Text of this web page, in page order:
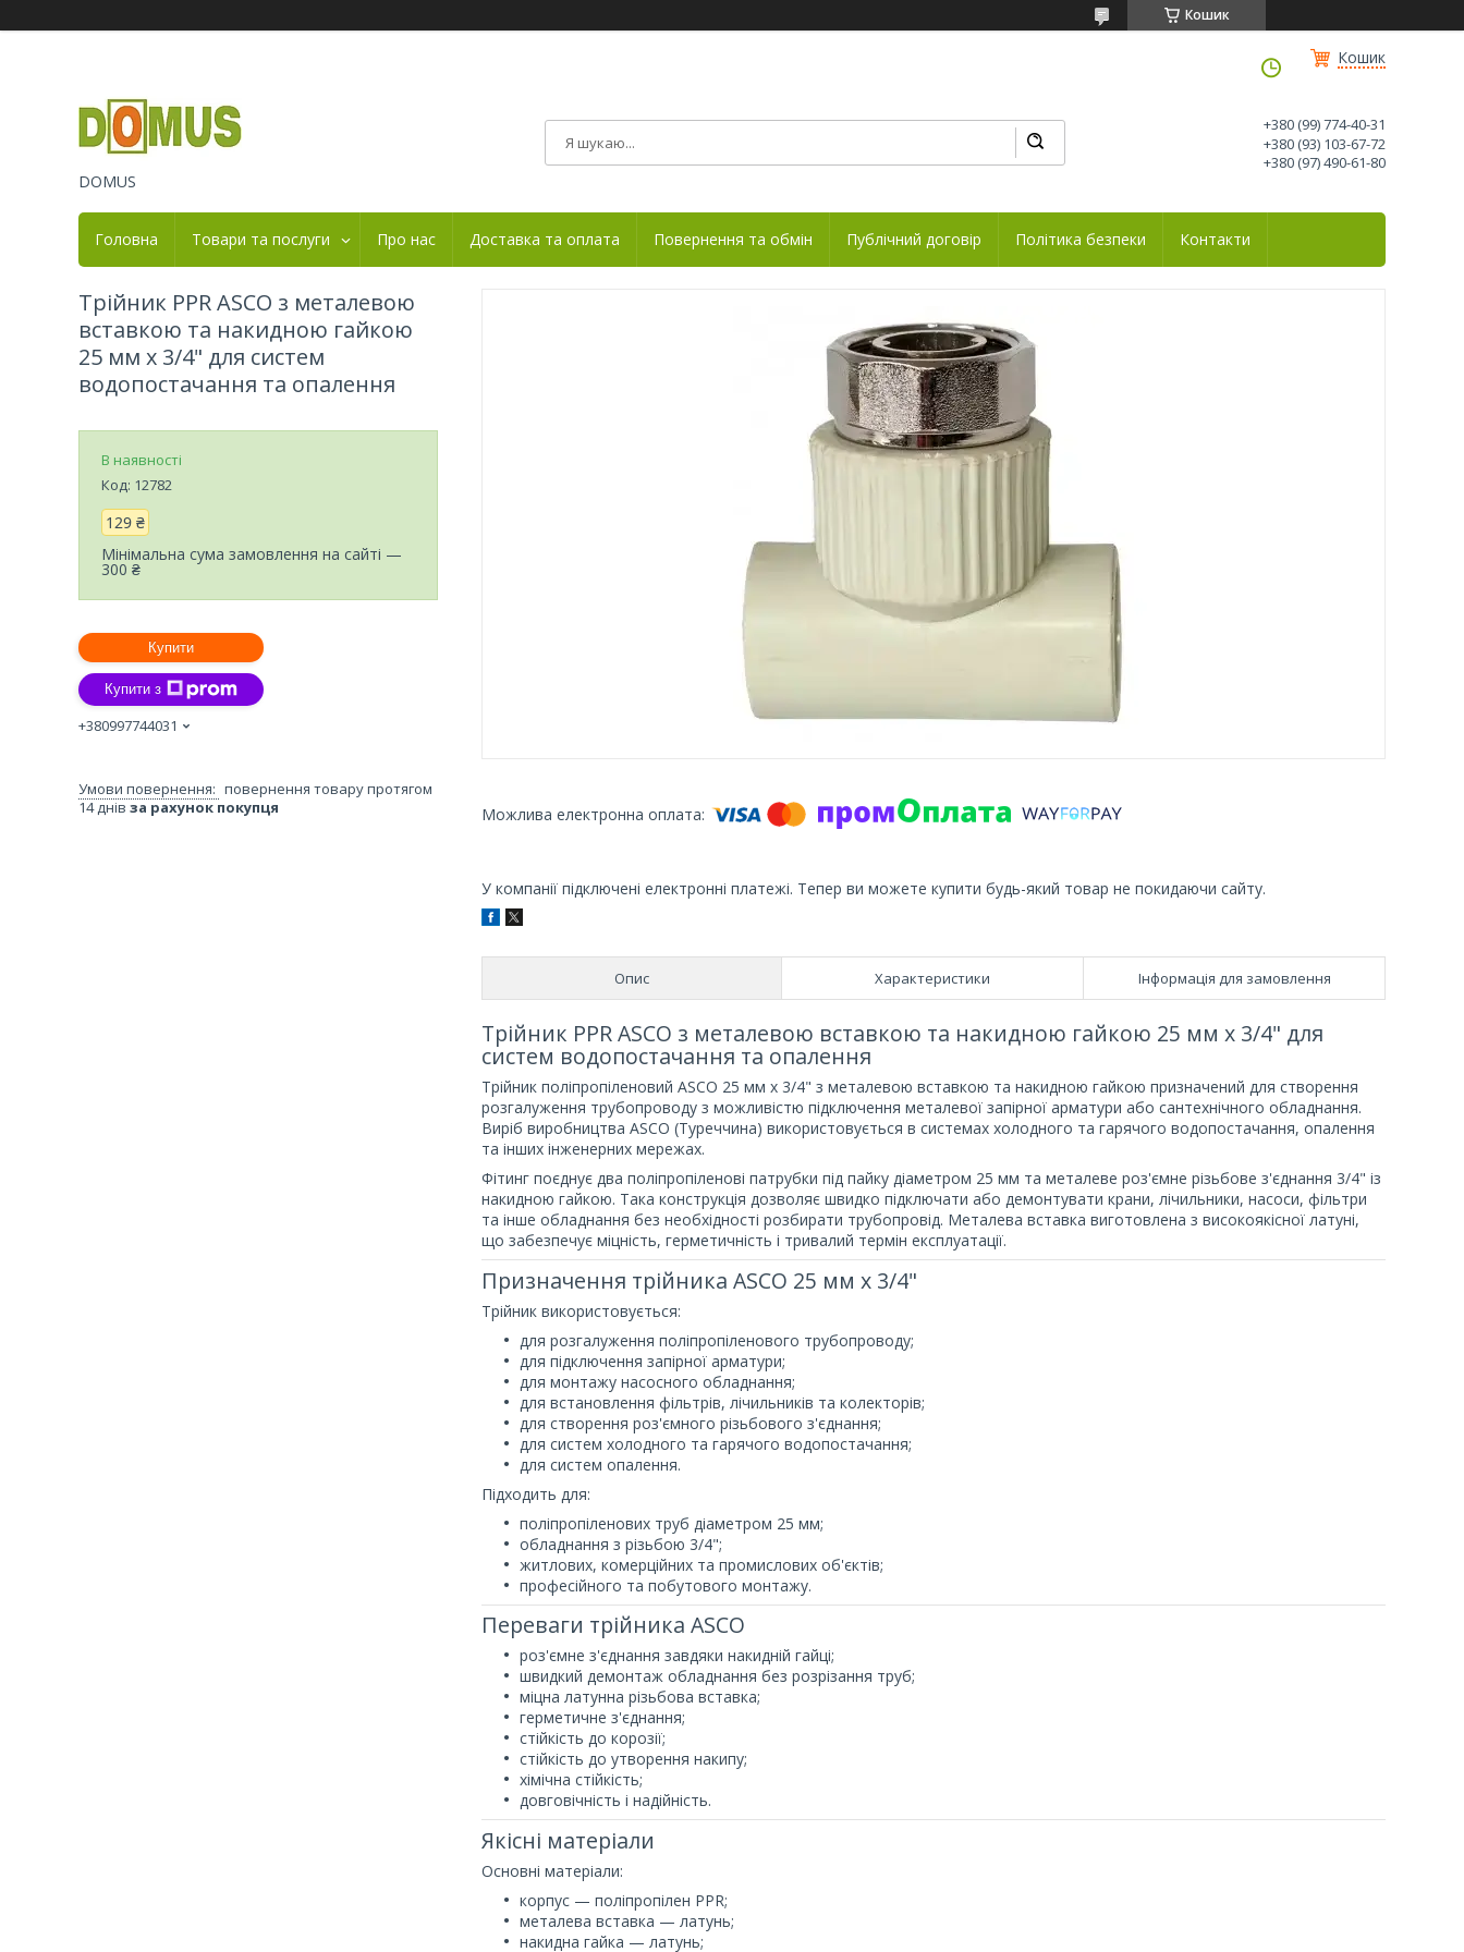
Кошик
Кошик
DOMUS
+380 (99) 774-40-31
+380 (93) 103-67-72
+380 (97) 490-61-80
Головна Товари та послуги Про нас Доставка та оплата Повернення та обмін Публічний договір Політика безпеки Контакти
У компанії підключені електронні платежі. Тепер ви можете купити будь-який товар не покидаючи сайту.
Опис Характеристики Інформація для замовлення
Трійник PPR ASCO з металевою вставкою та накидною гайкою 25 мм х 3/4" для
систем водопостачання та опалення
Трійник поліпропіленовий ASCO 25 мм х 3/4" з металевою вставкою та накидною гайкою призначений для створення
розгалуження трубопроводу з можливістю підключення металевої запірної арматури або сантехнічного обладнання.
Виріб виробництва ASCO (Туреччина) використовується в системах холодного та гарячого водопостачання, опалення
та інших інженерних мережах.
Фітинг поєднує два поліпропіленові патрубки під пайку діаметром 25 мм та металеве роз'ємне різьбове з'єднання 3/4" із
накидною гайкою. Така конструкція дозволяє швидко підключати або демонтувати крани, лічильники, насоси, фільтри
та інше обладнання без необхідності розбирати трубопровід. Металева вставка виготовлена з високоякісної латуні,
що забезпечує міцність, герметичність і тривалий термін експлуатації.
Призначення трійника ASCO 25 мм х 3/4"
Трійник використовується:
для розгалуження поліпропіленового трубопроводу;
для підключення запірної арматури;
для монтажу насосного обладнання;
для встановлення фільтрів, лічильників та колекторів;
для створення роз'ємного різьбового з'єднання;
для систем холодного та гарячого водопостачання;
для систем опалення.
Підходить для:
поліпропіленових труб діаметром 25 мм;
обладнання з різьбою 3/4";
житлових, комерційних та промислових об'єктів;
професійного та побутового монтажу.
Переваги трійника ASCO
роз'ємне з'єднання завдяки накидній гайці;
швидкий демонтаж обладнання без розрізання труб;
міцна латунна різьбова вставка;
герметичне з'єднання;
стійкість до корозії;
стійкість до утворення накипу;
хімічна стійкість;
довговічність і надійність.
Якісні матеріали
Основні матеріали:
корпус — поліпропілен PPR;
металева вставка — латунь;
накидна гайка — латунь;
Трійник PPR ASCO з металевою
вставкою та накидною гайкою
25 мм х 3/4" для систем
водопостачання та опалення
В наявності
Код: 12782
129 ₴
Мінімальна сума замовлення на сайті —
300 ₴
Купити
Купити з
+380997744031
повернення товару протягом
14 днів за рахунок покупця